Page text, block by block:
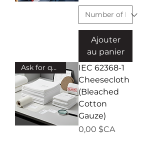
Ajouter
au panier
Ask for quote!
IEC 62368-1
Cheesecloth
(Bleached
Cotton
Gauze)
Prix
0,00 $CA